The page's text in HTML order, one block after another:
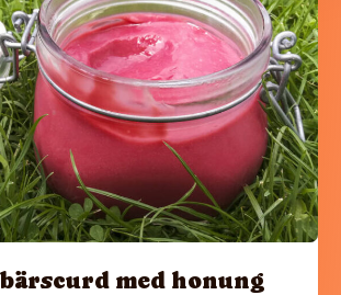
med honung